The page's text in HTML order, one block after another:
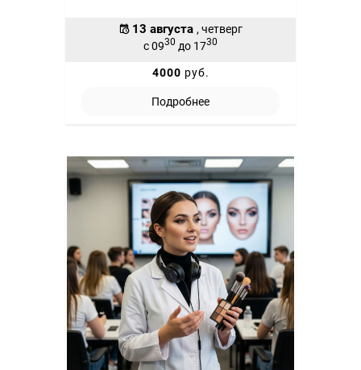
13 августа , четверг
с 0930 до 1730
4000 руб.
Подробнее